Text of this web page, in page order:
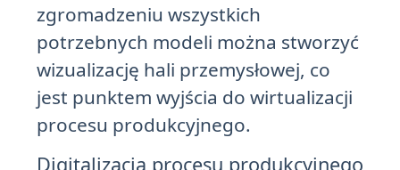
zgromadzeniu wszystkich
potrzebnych modeli można stworzyć
wizualizację hali przemysłowej, co
jest punktem wyjścia do wirtualizacji
procesu produkcyjnego.
Digitalizacja procesu produkcyjnego